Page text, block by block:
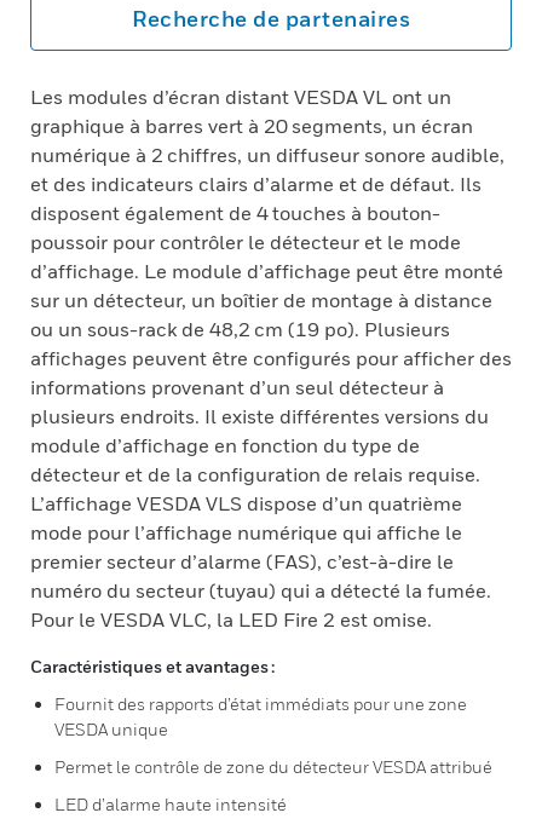
Recherche de partenaires
Les modules d’écran distant VESDA VL ont un
graphique à barres vert à 20 segments, un écran
numérique à 2 chiffres, un diffuseur sonore audible,
et des indicateurs clairs d’alarme et de défaut. Ils
disposent également de 4 touches à bouton-
poussoir pour contrôler le détecteur et le mode
d’affichage. Le module d’affichage peut être monté
sur un détecteur, un boîtier de montage à distance
ou un sous-rack de 48,2 cm (19 po). Plusieurs
affichages peuvent être configurés pour afficher des
informations provenant d’un seul détecteur à
plusieurs endroits. Il existe différentes versions du
module d’affichage en fonction du type de
détecteur et de la configuration de relais requise.
L’affichage VESDA VLS dispose d’un quatrième
mode pour l’affichage numérique qui affiche le
premier secteur d’alarme (FAS), c’est-à-dire le
numéro du secteur (tuyau) qui a détecté la fumée.
Pour le VESDA VLC, la LED Fire 2 est omise.
Caractéristiques et avantages :
Fournit des rapports d’état immédiats pour une zone
VESDA unique
Permet le contrôle de zone du détecteur VESDA attribué
LED d’alarme haute intensité